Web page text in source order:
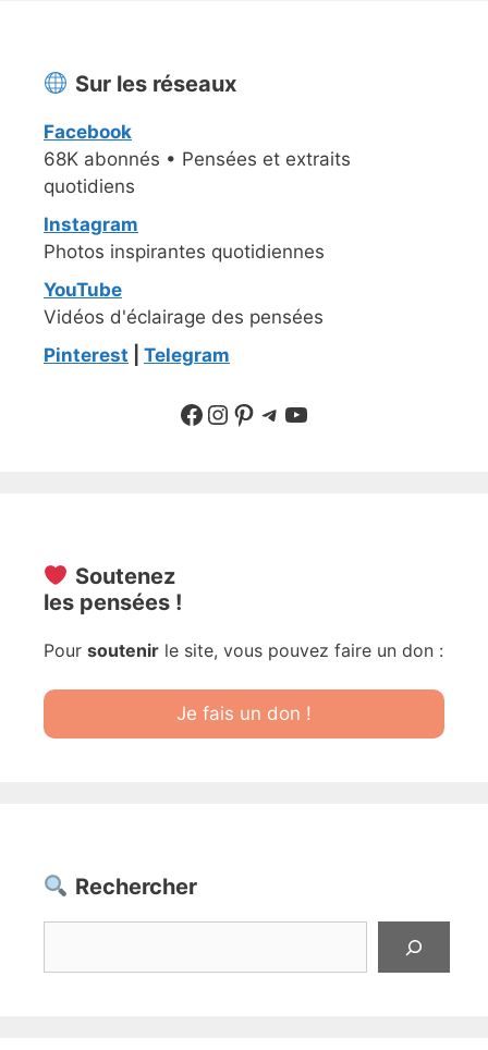
Sur les réseaux
Facebook
68K abonnés • Pensées et extraits
quotidiens
Instagram
Photos inspirantes quotidiennes
YouTube
Vidéos d'éclairage des pensées
Pinterest
Telegram
Suivre sur Facebook
Suivre sur Instagram
Pinterest
Sur Telegram
YouTube
Soutenez
les pensées !
Pour soutenir le site, vous pouvez faire un don :
Je fais un don !
Rechercher